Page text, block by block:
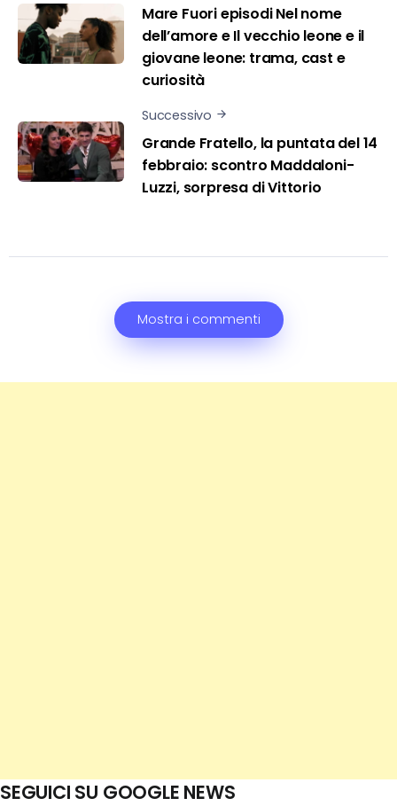
Mare Fuori episodi Nel nome
dell’amore e Il vecchio leone e il
giovane leone: trama, cast e
curiosità
Successivo
Grande Fratello, la puntata del 14
febbraio: scontro Maddaloni-
Luzzi, sorpresa di Vittorio
Mostra i commenti
SEGUICI SU GOOGLE NEWS